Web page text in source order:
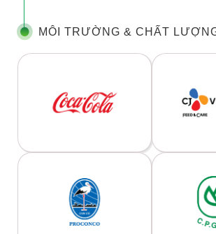
MÔI TRƯỜNG & CHẤT